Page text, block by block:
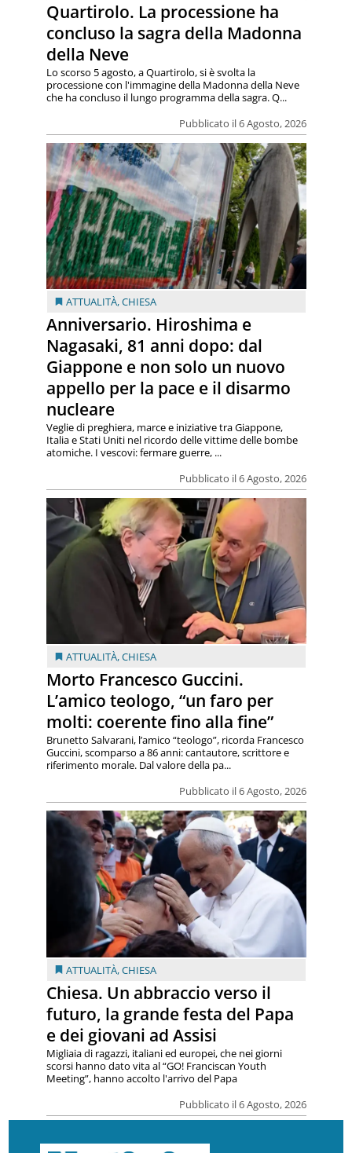
Quartirolo. La processione ha
concluso la sagra della Madonna
della Neve
Pubblicato il 6 Agosto, 2026
Lo scorso 5 agosto, a Quartirolo, si è svolta la
processione con l'immagine della Madonna della Neve
che ha concluso il lungo programma della sagra. Q...
ATTUALITÀ,CHIESA
Anniversario. Hiroshima e
Nagasaki, 81 anni dopo: dal
Giappone e non solo un nuovo
appello per la pace e il disarmo
nucleare
Pubblicato il 6 Agosto, 2026
Veglie di preghiera, marce e iniziative tra Giappone,
Italia e Stati Uniti nel ricordo delle vittime delle bombe
atomiche. I vescovi: fermare guerre, ...
ATTUALITÀ,CHIESA
Morto Francesco Guccini.
L’amico teologo, “un faro per
molti: coerente fino alla fine”
Pubblicato il 6 Agosto, 2026
Brunetto Salvarani, l’amico “teologo”, ricorda Francesco
Guccini, scomparso a 86 anni: cantautore, scrittore e
riferimento morale. Dal valore della pa...
ATTUALITÀ,CHIESA
Chiesa. Un abbraccio verso il
futuro, la grande festa del Papa
e dei giovani ad Assisi
Pubblicato il 6 Agosto, 2026
Migliaia di ragazzi, italiani ed europei, che nei giorni
scorsi hanno dato vita al “GO! Franciscan Youth
Meeting”, hanno accolto l'arrivo del Papa